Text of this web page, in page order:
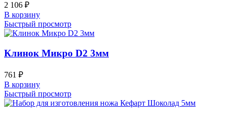
2 106 ₽
В корзину
Быстрый просмотр
Клинок Микро D2 3мм
761 ₽
В корзину
Быстрый просмотр